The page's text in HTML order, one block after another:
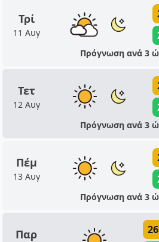
Τρί
11 Αυγ
Πρόγνωση ανά 3
Τετ
12 Αυγ
Πρόγνωση ανά 3
Πέμ
13 Αυγ
Πρόγνωση ανά 3
Παρ